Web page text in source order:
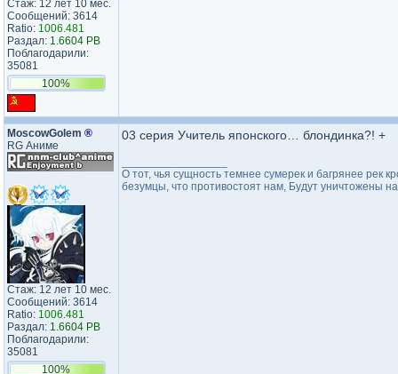
Стаж: 12 лет 10 мес.
Сообщений: 3614
Ratio: 1006.481
Раздал: 1.6604 PB
Поблагодарили:
35081
100%
MoscowGolem ®
RG Аниме
Стаж: 12 лет 10 мес.
Сообщений: 3614
Ratio: 1006.481
Раздал: 1.6604 PB
Поблагодарили:
35081
100%
03 серия Учитель японского… блондинка?! +
О тот, чья сущность темнее сумерек и багрянее рек
безумцы, что противостоят нам, Будут уничтожены